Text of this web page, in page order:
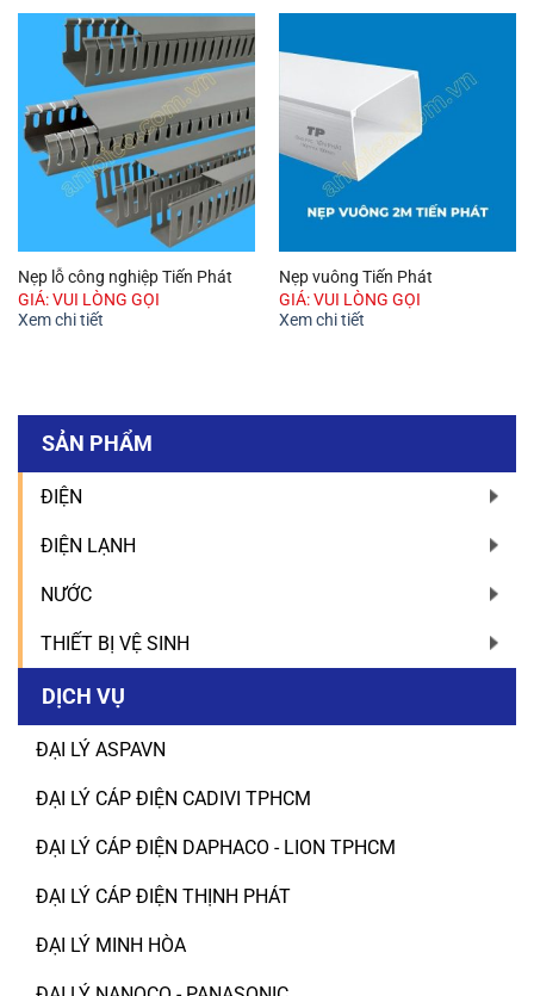
SẢN PHẨM
ĐIỆN
ĐIỆN LẠNH
NƯỚC
THIẾT BỊ VỆ SINH
DỊCH VỤ
ĐẠI LÝ ASPAVN
ĐẠI LÝ CÁP ĐIỆN CADIVI TPHCM
ĐẠI LÝ CÁP ĐIỆN DAPHACO - LION TPHCM
ĐẠI LÝ CÁP ĐIỆN THỊNH PHÁT
ĐẠI LÝ MINH HÒA
Nẹp lỗ công nghiệp Tiến Phát
GIÁ: VUI LÒNG GỌI
Xem chi tiết
Nẹp vuông Tiến Phát
GIÁ: VUI LÒNG GỌI
Xem chi tiết